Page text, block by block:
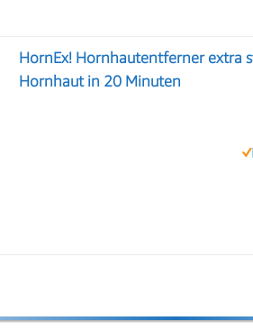
HornEx! Hornhautentferner extra
Hornhaut in 20 Minuten